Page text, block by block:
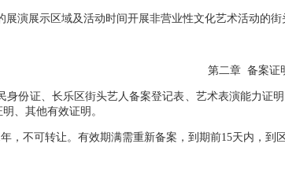
演展示区域及活动时间开展非营业性文化艺术活动的街
第二章 备案证
身份证、长乐区街头艺人备案登记表、艺术表演能力
、其他有效证明。
，不可转让。有效期满需重新备案，到期前15天内，到